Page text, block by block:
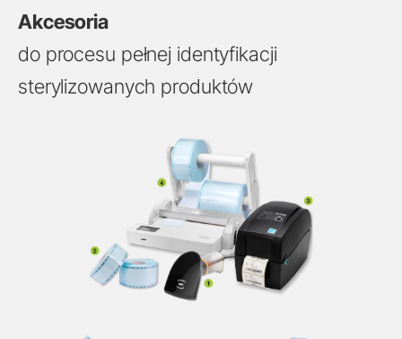
Akcesoria
do procesu pełnej identyfikacji
sterylizowanych produktów